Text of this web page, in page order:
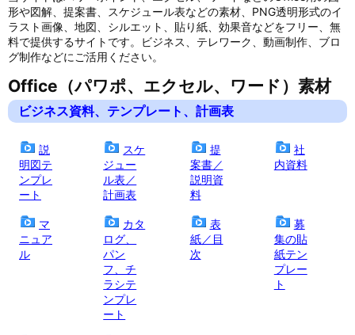
形や図解、提案書、スケジュール表などの素材、PNG透明形式のイ
ラスト画像、地図、シルエット、貼り紙、効果音などをフリー、無
料で提供するサイトです。ビジネス、テレワーク、動画制作、ブロ
グ制作などにご活用ください。
Office（パワポ、エクセル、ワード）素材
ビジネス資料、テンプレート、計画表
説
明図テ
ンプレ
ート
スケ
ジュー
ル表／
計画表
提
案書／
説明資
料
社
内資料
マ
ニュア
ル
カタ
ログ、
パン
フ、チ
ラシテ
ンプレ
ート
表
紙／目
次
募
集の貼
紙テン
プレー
ト